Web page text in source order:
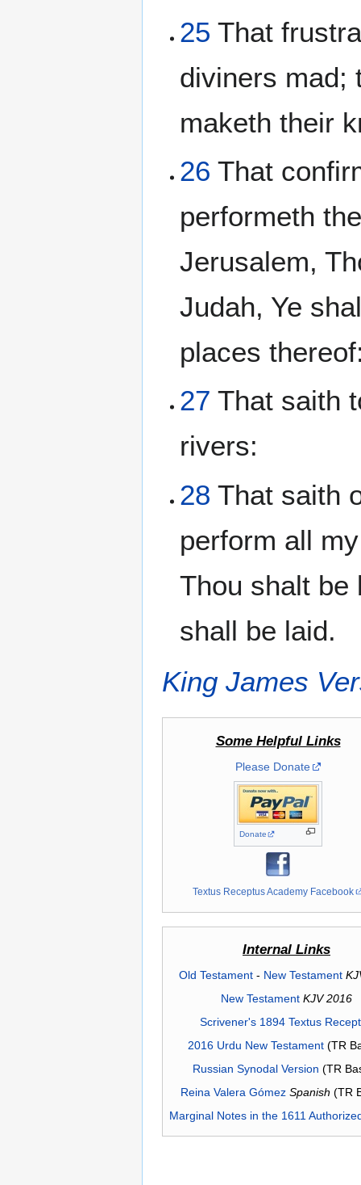
25 That
diviners mad;
maketh their
26 That
performeth
Jerusalem,
Judah, Ye
places
27 That saith
rivers:
28 That saith
perform all
Thou shalt be
shall be laid.
King James
Some Helpful Links
Please Donate
Donate
Textus Receptus Academy Facebook
Internal Links
Old Testament- New Testament
New Testament KJV 2016
Scrivener's 1894 Textus
2016 Urdu New Testament(TR
Russian Synodal Version (TR
Reina Valera Gómez Spanish (TR
Marginal Notes in the 1611